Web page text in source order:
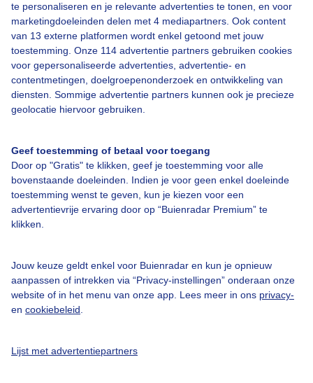
te personaliseren en je relevante advertenties te tonen, en voor
marketingdoeleinden delen met 4 mediapartners. Ook content
van 13 externe platformen wordt enkel getoond met jouw
toestemming. Onze 114 advertentie partners gebruiken cookies
voor gepersonaliseerde advertenties, advertentie- en
contentmetingen, doelgroepenonderzoek en ontwikkeling van
diensten. Sommige advertentie partners kunnen ook je precieze
geolocatie hiervoor gebruiken.
Geef toestemming of betaal voor toegang
Door op "Gratis" te klikken, geef je toestemming voor alle
bovenstaande doeleinden. Indien je voor geen enkel doeleinde
toestemming wenst te geven, kun je kiezen voor een
advertentievrije ervaring door op “Buienradar Premium” te
klikken.
Jouw keuze geldt enkel voor Buienradar en kun je opnieuw
aanpassen of intrekken via “Privacy-instellingen” onderaan onze
website of in het menu van onze app. Lees meer in ons privacy-
en cookiebeleid
Lijst met advertentiepartners
Over Buienradar
Bedrijfsgegevens
Veelgestelde vragen
Contact
Gebruikersvoorwaarden
Adverteren
Buienradar Team
Privacy beleid
Privacy instellingen
Gratis weerdata
Buienradar